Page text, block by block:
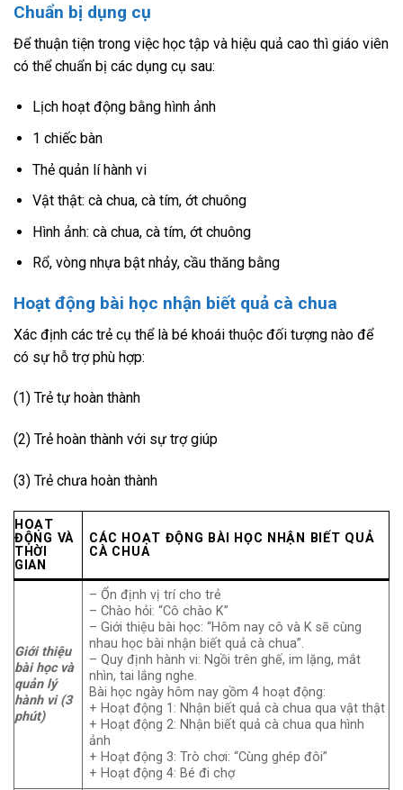
Chuẩn bị dụng cụ
Để thuận tiện trong việc học tập và hiệu quả cao thì giáo viên
có thể chuẩn bị các dụng cụ sau:
Lịch hoạt động bằng hình ảnh
1 chiếc bàn
Thẻ quản lí hành vi
Vật thật: cà chua, cà tím, ớt chuông
Hình ảnh: cà chua, cà tím, ớt chuông
Rổ, vòng nhựa bật nhảy, cầu thăng bằng
Hoạt động bài học nhận biết quả cà chua
Xác định các trẻ cụ thể là bé khoái thuộc đối tượng nào để
có sự hỗ trợ phù hợp:
(1) Trẻ tự hoàn thành
(2) Trẻ hoàn thành với sự trợ giúp
(3) Trẻ chưa hoàn thành
HOẠT
ĐỘNG VÀ
THỜI
GIAN
CÁC HOẠT ĐỘNG BÀI HỌC NHẬN BIẾT QUẢ
CÀ CHUA
Giới thiệu
bài học và
quản lý
hành vi (3
phút)
– Ổn định vị trí cho trẻ
– Chào hỏi: “Cô chào K”
– Giới thiệu bài học: “Hôm nay cô và K sẽ cùng
nhau học bài nhận biết quả cà chua”.
– Quy định hành vi: Ngồi trên ghế, im lặng, mắt
nhìn, tai lắng nghe.
Bài học ngày hôm nay gồm 4 hoạt động:
+ Hoạt động 1: Nhận biết quả cà chua qua vật thật
+ Hoạt động 2: Nhận biết quả cà chua qua hình
ảnh
+ Hoạt động 3: Trò chơi: “Cùng ghép đôi”
+ Hoạt động 4: Bé đi chợ